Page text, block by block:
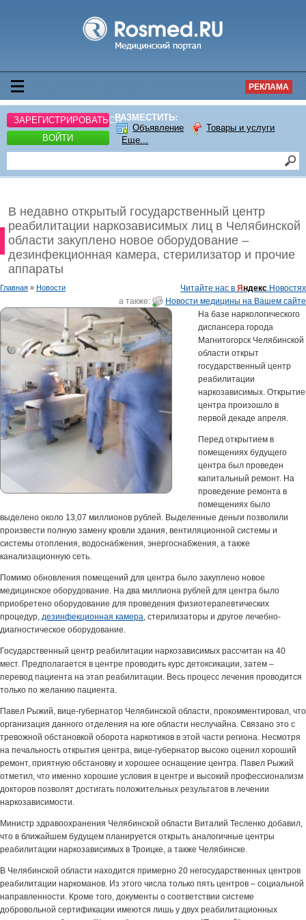
РЕКЛАМА
ЗАРЕГИСТРИРОВАТЬСЯ
ВОЙТИ
РАЗМЕСТИТЬ:
Объявление
Товары и услуги
Еще...
В недавно открытый государственный центр
реабилитации наркозависимых лиц в Челябинской
области закуплено новое оборудование –
дезинфекционная камера, стерилизатор и прочие
аппараты
Читайте нас в Я ндекс.Новостях
а также:
Новости медицины на Вашем сайте
Главная » Новости
На базе наркологического
диспансера города
Магнитогорск Челябинской
области открыт
государственный центр
реабилитации
наркозависимых. Открытие
центра произошло в
первой декаде апреля.
Перед открытием в
помещениях будущего
центра был проведен
капитальный ремонт. На
проведение ремонта в
помещениях было
выделено около 13,07 миллионов рублей. Выделенные деньги позволили
произвести полную замену кровли здания, вентиляционной системы и
системы отопления, водоснабжения, энергоснабжения, а также
канализационную сеть.
Помимо обновления помещений для центра было закуплено новое
медицинское оборудование. На два миллиона рублей для центра было
приобретено оборудование для проведения физиотерапевтических
процедур, дезинфекционная камера, стерилизаторы и другое лечебно-
диагностическое оборудование.
Государственный центр реабилитации наркозависимых рассчитан на 40
мест. Предполагается в центре проводить курс детоксикации, затем –
перевод пациента на этап реабилитации. Весь процесс лечения проводится
только по желанию пациента.
Павел Рыжий, вице-губернатор Челябинской области, прокомментировал, что
организация данного отделения на юге области неслучайна. Связано это с
тревожной обстановкой оборота наркотиков в этой части региона. Несмотря
на печальность открытия центра, вице-губернатор высоко оценил хороший
ремонт, приятную обстановку и хорошее оснащение центра. Павел Рыжий
отметил, что именно хорошие условия в центре и высокий профессионализм
докторов позволят достигать положительных результатов в лечении
наркозависимости.
Министр здравоохранения Челябинской области Виталий Тесленко добавил,
что в ближайшем будущем планируется открыть аналогичные центры
реабилитации наркозависимых в Троицке, а также Челябинске.
В Челябинской области находится примерно 20 негосударственных центров
реабилитации наркоманов. Из этого числа только пять центров – социальной
направленности. Кроме того, документы о соответствии системе
добровольной сертификации имеются лишь у двух реабилитационных